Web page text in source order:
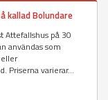
kallad Bolundare
Attefallshus på 30
användas som
Priserna varierar...